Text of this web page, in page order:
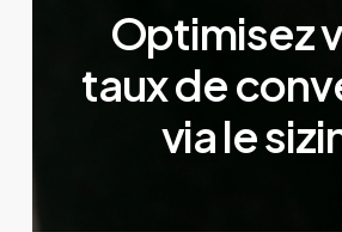
Optimisez
taux de
via le